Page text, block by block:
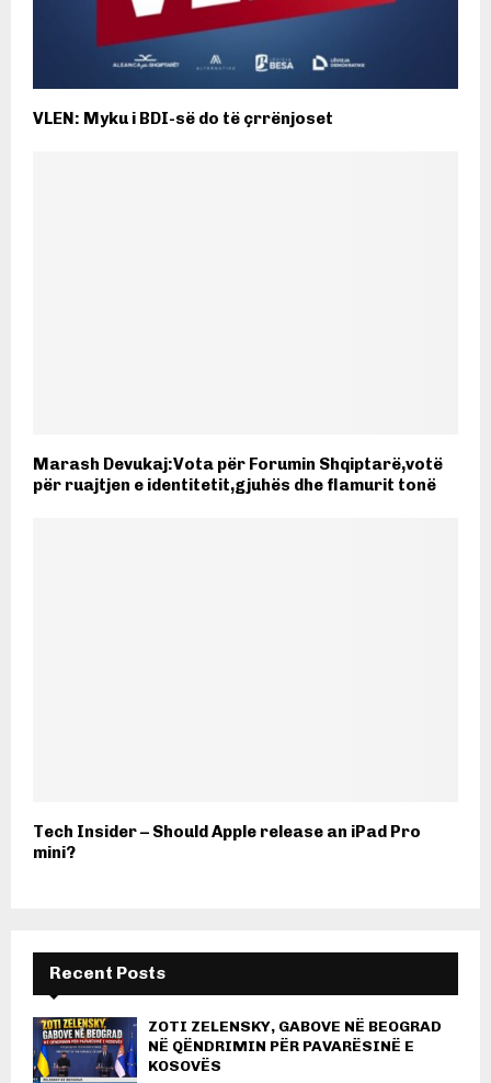
VLEN: Myku i BDI-së do të çrrënjoset
Marash Devukaj:Vota për Forumin Shqiptarë,votë
për ruajtjen e identitetit,gjuhës dhe flamurit tonë
Tech Insider – Should Apple release an iPad Pro
mini?
Recent Posts
ZOTI ZELENSKY, GABOVE NË BEOGRAD
NË QËNDRIMIN PËR PAVARËSINË E
KOSOVËS